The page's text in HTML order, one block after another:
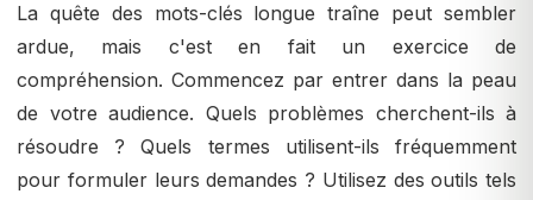
La quête des mots-clés longue traîne peut sembler
ardue, mais c'est en fait un exercice de
compréhension. Commencez par entrer dans la peau
de votre audience. Quels problèmes cherchent-ils à
résoudre ? Quels termes utilisent-ils fréquemment
pour formuler leurs demandes ? Utilisez des outils tels